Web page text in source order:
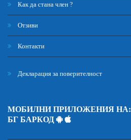
Как да стана член ?
Отзиви
Контакти
Декларация за поверителност
МОБИЛНИ ПРИЛОЖЕНИЯ НА:
БГ БАРКОД